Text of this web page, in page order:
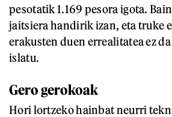
pesotatik 1.169 pesora igota.
jaitsiera handirik izan, eta truke
erakusten duen errealitatea ez
islatu.
Gero gerokoak
Hori lortzeko hainbat neurri